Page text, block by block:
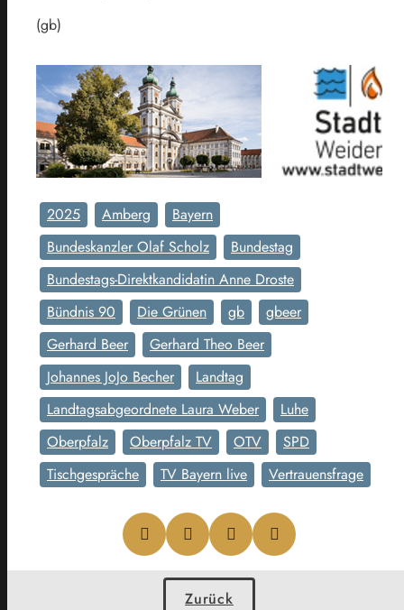
(gb)
2025 Amberg
Bayern
Bundeskanzler Olaf Scholz
Bundestag
Bundestags-Direktkandidatin Anne Droste
Bündnis 90
Die Grünen gb
gbeer
Gerhard Beer
Gerhard Theo Beer
Johannes JoJo Becher
Landtag
Landtagsabgeordnete Laura Weber
Luhe
Oberpfalz
Oberpfalz TV OTV
SPD
Tischgespräche
TV Bayern live Vertrauensfrage
Zurück